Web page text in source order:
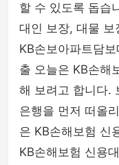
할 수 있도록 돕습
대인 보장, 대물
KB손보아파트담
출 오늘은 KB손해
해 보려고 합니다.
은행을 먼저 떠올
은 KB손해보험 신
KB손해보험 신용